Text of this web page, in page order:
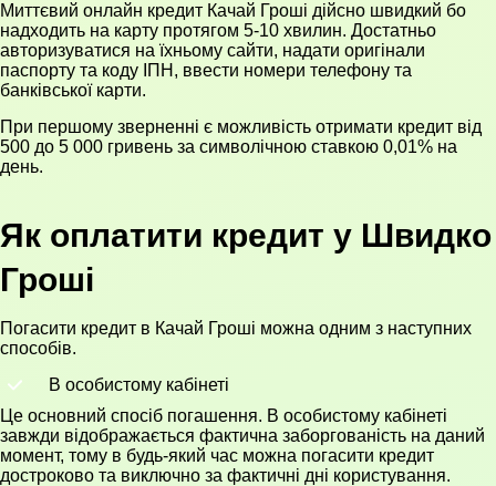
Миттєвий онлайн кредит Качай Гроші дійсно швидкий бо
надходить на карту протягом 5-10 хвилин. Достатньо
авторизуватися на їхньому сайти, надати оригінали
паспорту та коду ІПН, ввести номери телефону та
банківської карти.
При першому зверненні є можливість отримати кредит від
500 до 5 000 гривень за символічною ставкою 0,01% на
день.
Як оплатити кредит у Швидко
Гроші
Погасити кредит в Качай Гроші можна одним з наступних
способів.
В особистому кабінеті
Це основний спосіб погашення. В особистому кабінеті
завжди відображається фактична заборгованість на даний
момент, тому в будь-який час можна погасити кредит
достроково та виключно за фактичні дні користування.